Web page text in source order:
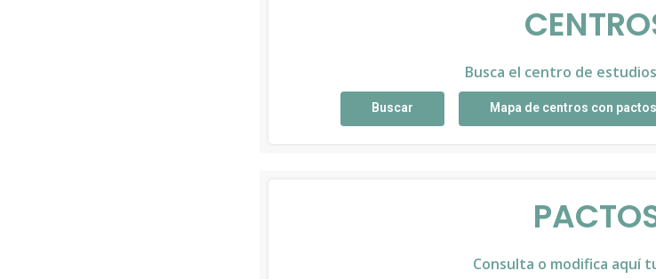
Busca el centro de
Buscar Mapa de centros con pactos
Consulta o modifica aquí